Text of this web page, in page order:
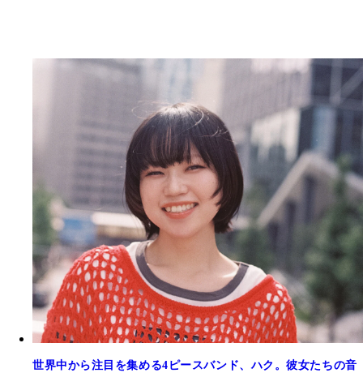
世界中から注目を集める4ピースバンド、ハク。彼女たちの音